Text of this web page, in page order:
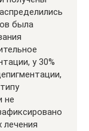
была
у 30%
не
лечения